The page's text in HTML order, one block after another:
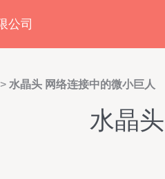
公司
> 水晶头 网络连接中的微小巨人
水晶